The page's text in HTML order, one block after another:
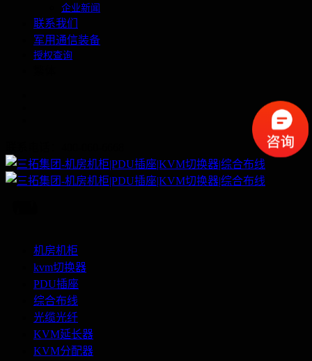
企业新闻
联系我们
军用通信装备
授权查询
机房机柜
kvm切换器
PDU插座
综合布线
光缆光纤
KVM延长器
KVM分配器